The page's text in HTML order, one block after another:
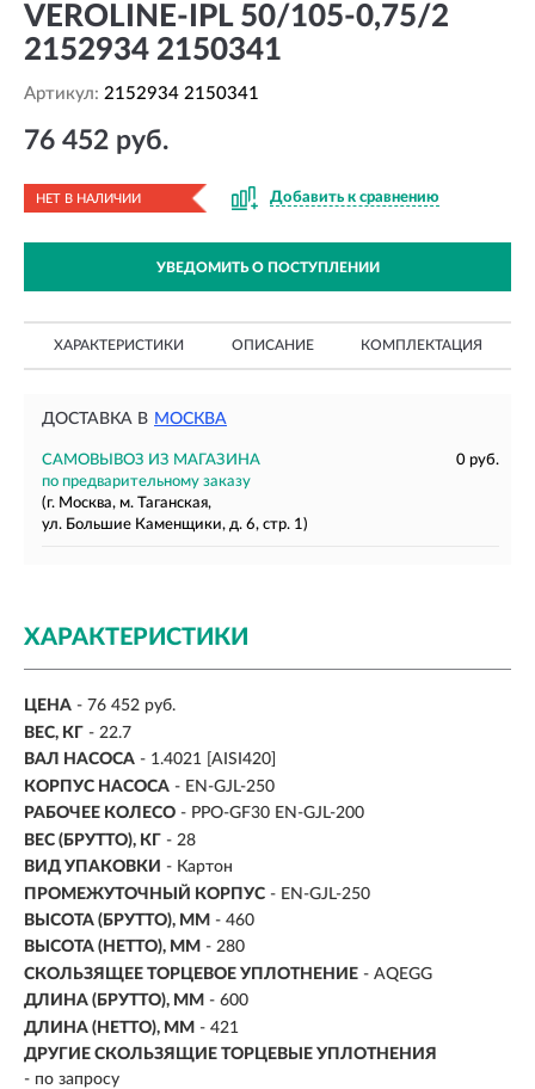
VEROLINE-IPL 50/105-0,75/2
2152934 2150341
Артикул: 2152934 2150341
76 452 руб.
НЕТ В НАЛИЧИИ Добавить к сравнению
УВЕДОМИТЬ О ПОСТУПЛЕНИИ
ХАРАКТЕРИСТИКИ ОПИСАНИЕ КОМПЛЕКТАЦИЯ
ДОСТАВКА В МОСКВА
САМОВЫВОЗ ИЗ МАГАЗИНА
0 руб.
по предварительному заказу
(г. Москва, м. Таганская,
ул. Большие Каменщики, д. 6, стр. 1)
ХАРАКТЕРИСТИКИ
ЦЕНА - 76 452 руб.
ВЕС, КГ - 22.7
ВАЛ НАСОСА - 1.4021 [AISI420]
КОРПУС НАСОСА - EN-GJL-250
РАБОЧЕЕ КОЛЕСО - PPO-GF30 EN-GJL-200
ВЕС (БРУТТО), КГ - 28
ВИД УПАКОВКИ - Картон
ПРОМЕЖУТОЧНЫЙ КОРПУС - EN-GJL-250
ВЫСОТА (БРУТТО), ММ - 460
ВЫСОТА (НЕТТО), ММ - 280
СКОЛЬЗЯЩЕЕ ТОРЦЕВОЕ УПЛОТНЕНИЕ - AQEGG
ДЛИНА (БРУТТО), ММ - 600
ДЛИНА (НЕТТО), ММ - 421
ДРУГИЕ СКОЛЬЗЯЩИЕ ТОРЦЕВЫЕ УПЛОТНЕНИЯ
- по запросу